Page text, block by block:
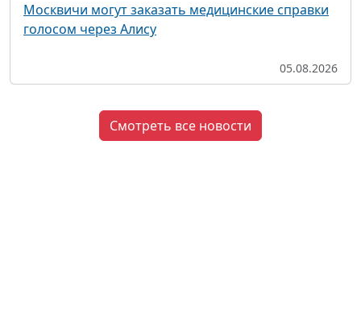
Москвичи могут заказать медицинские справки
голосом через Алису
05.08.2026
Смотреть все новости